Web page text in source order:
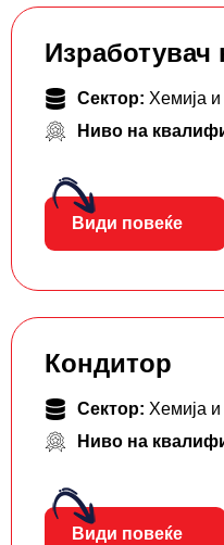
Изработувач
Сектор: Хемија и
Ниво на
Види повеќе
Кондитор
Сектор: Хемија и
Ниво на
Види повеќе